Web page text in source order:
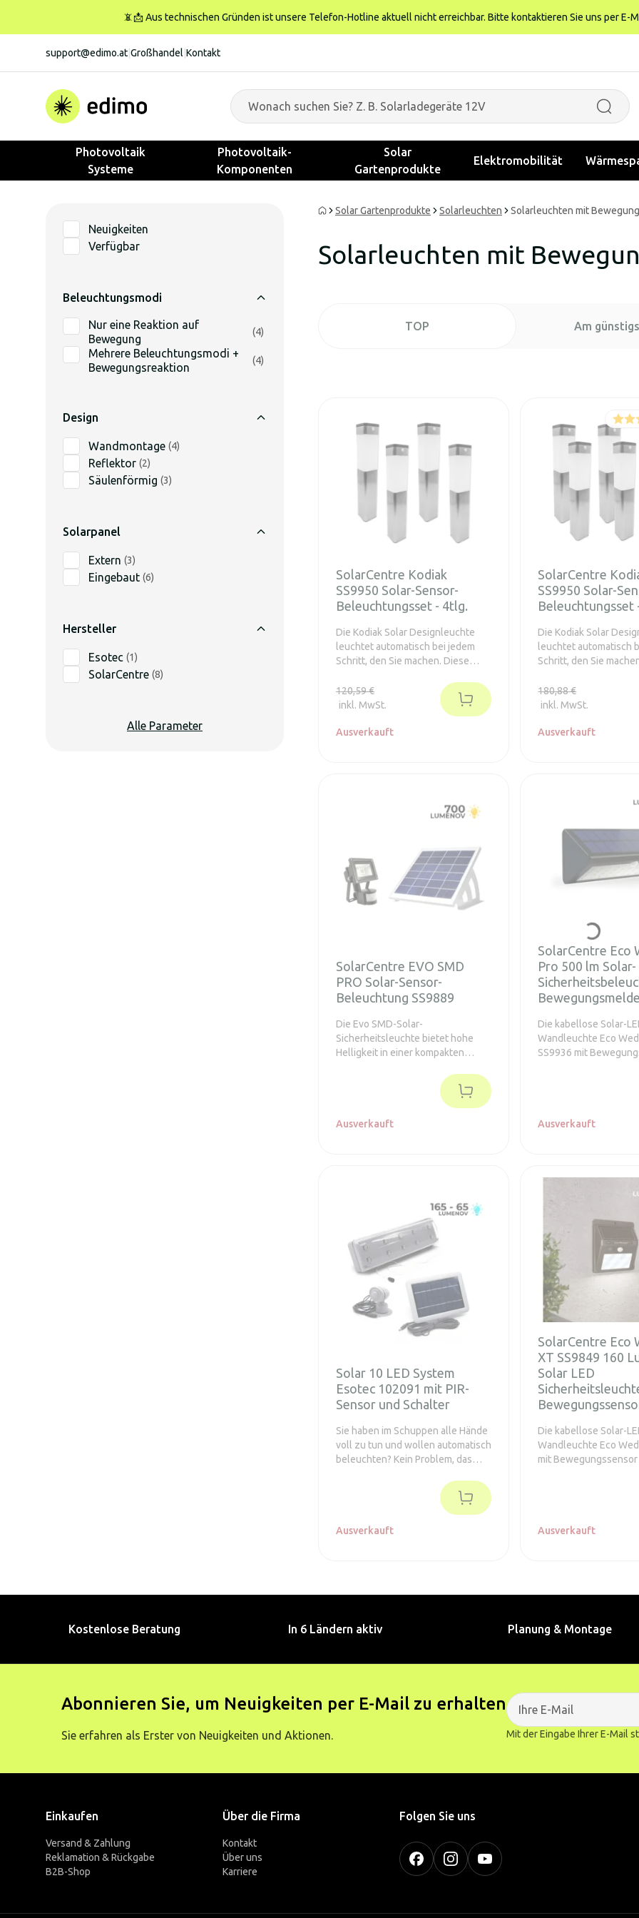
📵📩 Aus technischen Gründen ist unsere Telefon-Hotline aktuell nicht erreichbar. Bitte kontaktieren Sie uns per E-
support@edimo.at Großhandel Kontakt
Photovoltaik
Systeme
Photovoltaik-
Komponenten
Solar
Gartenprodukte
Elektromobilität
Neuigkeiten
Verfügbar
Beleuchtungsmodi
Nur eine Reaktion auf
Bewegung
(4)
Mehrere Beleuchtungsmodi +
Bewegungsreaktion
(4)
Design
Wandmontage (4)
Reflektor (2)
Säulenförmig (3)
Solarpanel
Extern (3)
Eingebaut (6)
Hersteller
Esotec (1)
SolarCentre (8)
Alle Parameter
Solar Gartenprodukte Solarleuchten Solarleuchten mit
Solarleuchten mit
TOP Am
SolarCentre Kodiak
SS9950 Solar-Sensor-
Beleuchtungsset - 4tlg.
Die Kodiak Solar Designleuchte
leuchtet automatisch bei jedem
Schritt, den Sie machen. Diese
bei denen herkömmliche
netzbetriebene Leuchten nicht
eingesetzt werden können.
120,59 €
inkl. MwSt.
Ausverkauft
SolarCentre
SS9950 Solar-
Beleuchtungsset
Die Kodiak Solar
leuchtet automatisch
Schritt, den Sie
bei denen
netzbetriebene
eingesetzt werden
180,88 €
inkl. MwSt.
Ausverkauft
SolarCentre EVO SMD
PRO Solar-Sensor-
Beleuchtung SS9889
Die Evo SMD-Solar-
Sicherheitsleuchte bietet hohe
Helligkeit in einer kompakten
wasserdicht ist und bis zu 500
Aktivierungen innerhalb von 30
aufgeladenen Batterie ermöglicht
Ausverkauft
SolarCentre Eco
Pro 500 lm Solar-
Die kabellose Solar-
Wandleuchte Eco
SS9936 mit
sobald sie eine
erkennt. Ideal für die
von Eingängen und
Ausverkauft
Solar 10 LED System
Esotec 102091 mit PIR-
Sensor und Schalter
Sie haben im Schuppen alle Hände
voll zu tun und wollen automatisch
beleuchten? Kein Problem, das
erfüllt diese Anforderung.
Ausverkauft
SolarCentre Eco
XT SS9849 160
Solar LED
Die kabellose Solar-
Wandleuchte Eco
mit
Bewegung erkennt.
Beleuchtung von
Ausverkauft
Kostenlose Beratung In 6 Ländern aktiv Planung & Montage
Abonnieren Sie, um Neuigkeiten per E-Mail zu erhalten
Sie erfahren als Erster von Neuigkeiten und Aktionen. Mit der Eingabe Ihrer E-Mail
Einkaufen
Versand & Zahlung
Reklamation & Rückgabe
B2B-Shop
Über die Firma
Kontakt
Über uns
Karriere
Folgen Sie uns